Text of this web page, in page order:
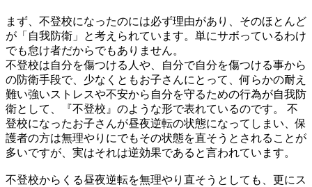
まず、不登校になったのには必ず理由があり、そのほとんど
が「自我防衛」と考えられています。単にサボっているわけ
でも怠け者だからでもありません。
不登校は自分を傷つける人や、自分で自分を傷つける事から
の防衛手段で、少なくともお子さんにとって、何らかの耐え
難い強いストレスや不安から自分を守るための行為が自我防
衛として、『不登校』のような形で表れているのです。 不
登校になったお子さんが昼夜逆転の状態になってしまい、保
護者の方は無理やりにでもその状態を直そうとされることが
多いですが、実はそれは逆効果であると言われています。
不登校からくる昼夜逆転を無理やり直そうとしても、更にス